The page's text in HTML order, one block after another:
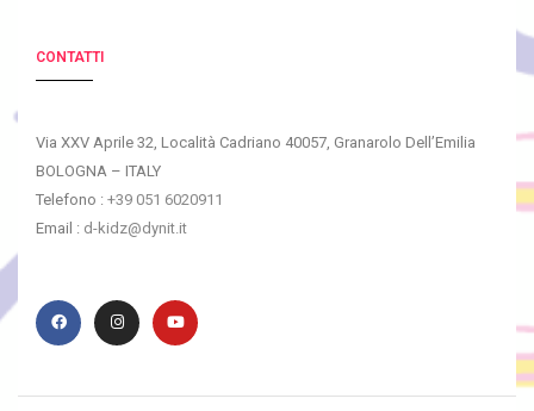
CONTATTI
Via XXV Aprile 32, Località Cadriano 40057, Granarolo Dell’Emilia
BOLOGNA – ITALY
Telefono : +39 051 6020911
Email : d-kidz@dynit.it